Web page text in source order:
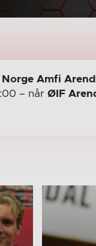
Amfi
– når ØIF